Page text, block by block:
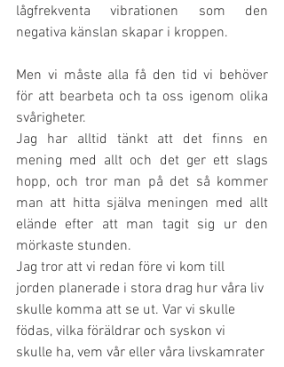
lågfrekventa vibrationen som den
negativa känslan skapar i kroppen.
Men vi måste alla få den tid vi behöver
för att bearbeta och ta oss igenom olika
svårigheter.
Jag har alltid tänkt att det finns en
mening med allt och det ger ett slags
hopp, och tror man på det så kommer
man att hitta själva meningen med allt
elände efter att man tagit sig ur den
mörkaste stunden.
Jag tror att vi redan före vi kom till
jorden planerade i stora drag hur våra liv
skulle komma att se ut. Var vi skulle
födas, vilka föräldrar och syskon vi
skulle ha, vem vår eller våra livskamrater